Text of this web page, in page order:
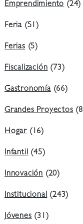
Emprendimiento(24)
Feria (51)
Ferias(5)
Fiscalización(73)
Gastronomía(66)
Grandes Proyectos
Hogar (16)
Infantil(45)
Innovación (20)
Institucional(243)
Jóvenes(31)